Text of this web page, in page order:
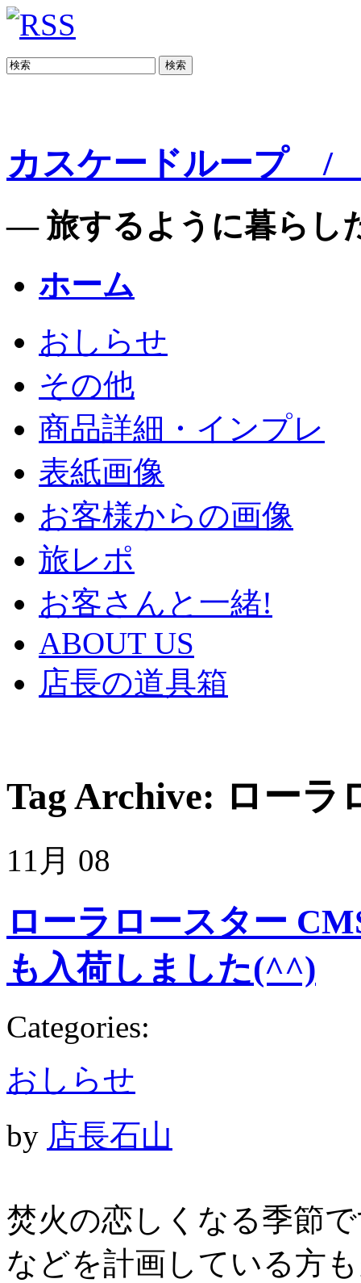
検索
カスケードループ /
— 旅するように暮らし
ホーム
おしらせ
その他
商品詳細・インプレ
表紙画像
お客様からの画像
旅レポ
お客さんと一緒!
ABOUT US
店長の道具箱
Tag Archive: ローラ
11月 08
ローラロースター
も入荷しました(^^)
Categories:
おしらせ
by 店長石山
焚火の恋しくなる季節
などを計画している方